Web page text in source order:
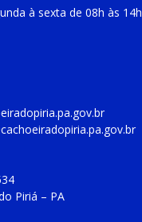
à sexta de 08h às 14h
Piriá – PA